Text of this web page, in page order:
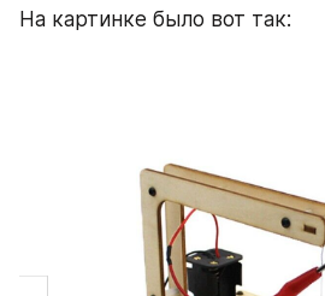
На картинке было вот так: